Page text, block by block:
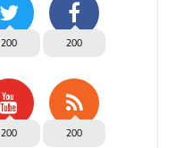
200
200
200
200